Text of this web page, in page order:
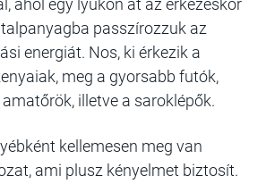
ahol egy lyukon át az érkezéskor
passzírozzuk az
energiát. Nos, ki érkezik a
meg a gyorsabb futók,
illetve a saroklépők.
kellemesen meg van
ami plusz kényelmet biztosít.